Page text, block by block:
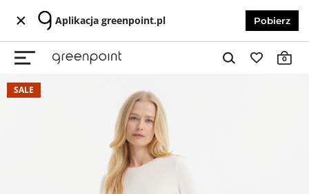
Aplikacja greenpoint.pl Pobierz
0
SALE